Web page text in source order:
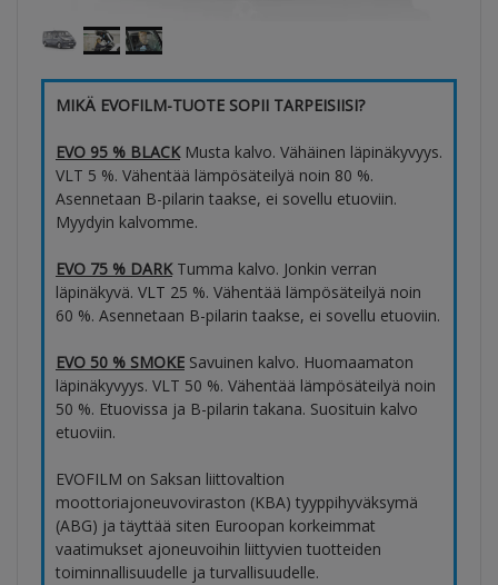
MIKÄ EVOFILM-TUOTE SOPII TARPEISIISI?
EVO 95 % BLACKMusta kalvo. Vähäinen läpinäkyvyys.
VLT 5 %. Vähentää lämpösäteilyä noin 80 %.
Asennetaan B-pilarin taakse, ei sovellu etuoviin.
Myydyin kalvomme.
EVO 75 % DARKTumma kalvo. Jonkin verran
läpinäkyvä. VLT 25 %. Vähentää lämpösäteilyä noin
60 %. Asennetaan B-pilarin taakse, ei sovellu etuoviin.
EVO 50 % SMOKE Savuinen kalvo. Huomaamaton
läpinäkyvyys. VLT 50 %. Vähentää lämpösäteilyä noin
50 %. Etuovissa ja B-pilarin takana. Suosituin kalvo
etuoviin.
EVOFILM on Saksan liittovaltion
moottoriajoneuvoviraston (KBA) tyyppihyväksymä
(ABG) ja täyttää siten Euroopan korkeimmat
vaatimukset ajoneuvoihin liittyvien tuotteiden
toiminnallisuudelle ja turvallisuudelle.